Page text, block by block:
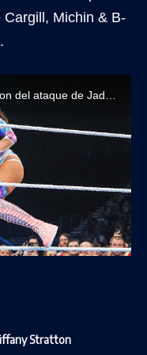
Michin & B-
Stratton